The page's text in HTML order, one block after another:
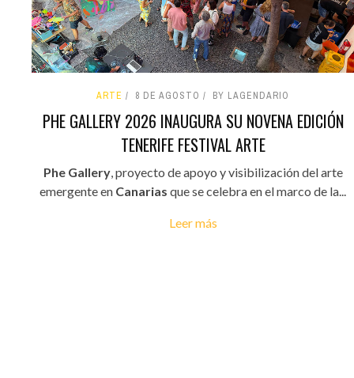
ARTE 8 DE AGOSTO BY LAGENDARIO
PHE GALLERY 2026 INAUGURA SU NOVENA EDICIÓN
TENERIFE FESTIVAL ARTE
Phe Gallery, proyecto de apoyo y visibilización del arte
emergente en Canarias que se celebra en el marco de la...
Leer más